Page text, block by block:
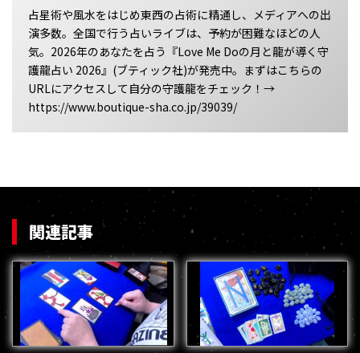
占星術や風水をはじめ東西の占術に精通し、メディアへの出
演多数。全国で行う占いライブは、予約が困難なほどの人
気。2026年のあなたを占う『Love Me Doの月と龍が導く守
護龍占い 2026』(ブティック社)が発売中。まずはこちらの
URLにアクセスして自分の守護龍をチェック！→
https://www.boutique-sha.co.jp/39039/
関連記事